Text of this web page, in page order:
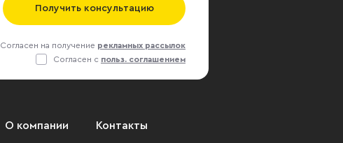
Получить консультацию
Согласен на получение рекламных рассылок
Согласен с польз. соглашением
О компании Контакты